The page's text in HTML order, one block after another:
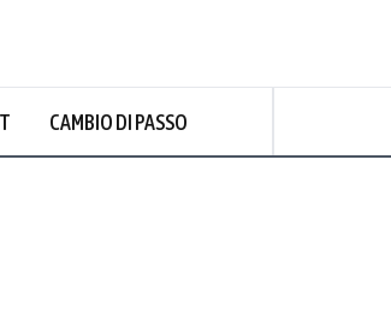
CAMBIO DI PASSO
Sereno